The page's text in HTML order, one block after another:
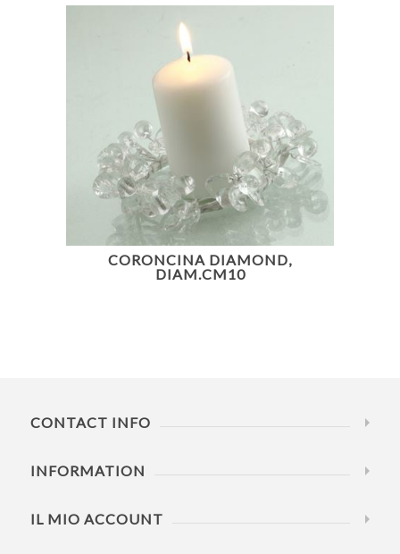
CORONCINA DIAMOND,
DIAM.CM10
CONTACT INFO
INFORMATION
IL MIO ACCOUNT